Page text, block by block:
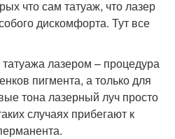
что сам татуаж, что лазер
дискомфорта. Тут все
лазером – процедура
пигмента, а только для
тона лазерный луч просто
случаях прибегают к